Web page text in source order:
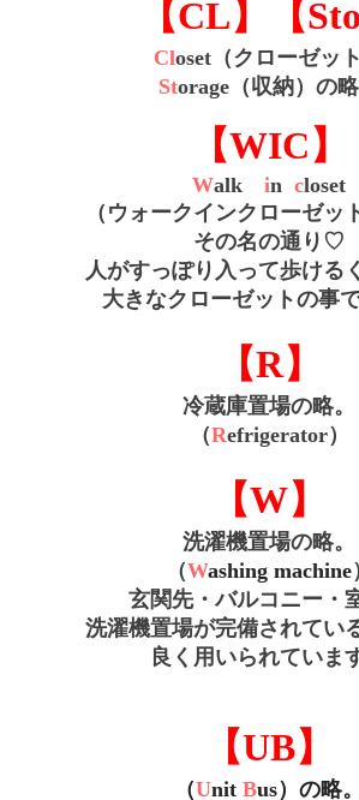
【CL】【Sto
Closet（クローゼット
Storage（収納）の略
【WIC】
Walk in closet
（ウォークインクローゼッ
その名の通り♡
人がすっぽり入って歩ける
大きなクローゼットの事
【R】
冷蔵庫置場の略。
（Refrigerator）
【W】
洗濯機置場の略。
（Washing machine
玄関先・バルコニー・
洗濯機置場が完備されてい
良く用いられていま
【UB】
（Unit Bus）の略。